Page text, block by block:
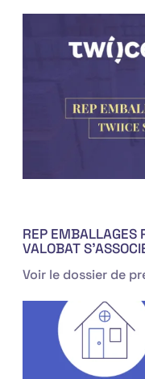
REP EMBALLAGES
VALOBAT
Voir le dossier de